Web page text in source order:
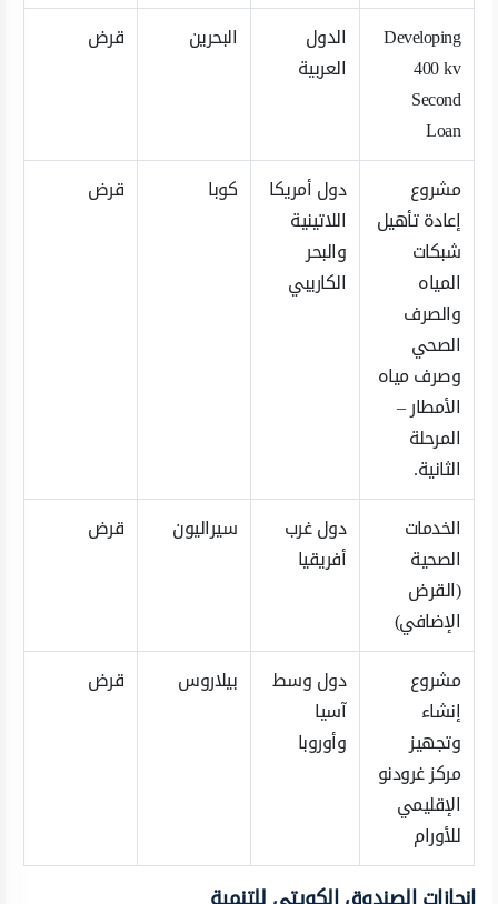
Developing
400 kv
Second
Loan
الدول
العربية
البحرين قرض
مشروع
إعادة تأهيل
شبكات
المياه
والصرف
الصحي
وصرف مياه
الأمطار –
المرحلة
الثانية.
دول أمريكا
اللاتينية
والبحر
الكاريبي
كوبا قرض
الخدمات
الصحية
(القرض
الإضافي)
دول غرب
أفريقيا
سيراليون قرض
مشروع
إنشاء
وتجهيز
مركز غرودنو
الإقليمي
للأورام
دول وسط
آسيا
وأوروبا
بيلاروس قرض